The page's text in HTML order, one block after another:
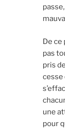
De ce
pas
pris
cesse
une
pour